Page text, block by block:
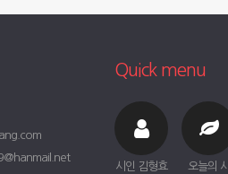
Quick menu
시인 김형효 오늘의 시